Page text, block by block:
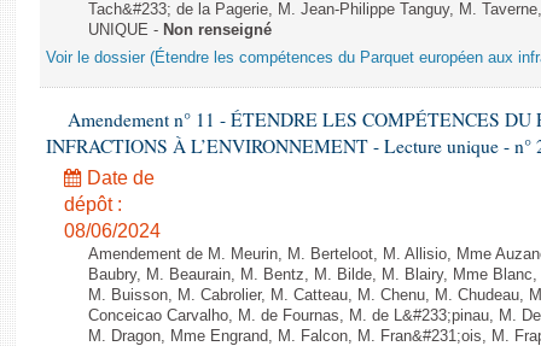
Tach&#233; de la Pagerie, M. Jean-Philippe Tanguy, M.
UNIQUE - Non renseigné
Voir le dossier (Étendre les compétences du Parquet européen aux
Amendement n° 11 - ÉTENDRE LES COMPÉTENCES
INFRACTIONS À L’ENVIRONNEMENT - Lecture unique - n°
Date de
dépôt :
08/06/2024
Amendement de M. Meurin, M. Berteloot, M. Allisio, Mme
Baubry, M. Beaurain, M. Bentz, M. Bilde, M. Blairy, Mme
M. Buisson, M. Cabrolier, M. Catteau, M. Chenu, M. Chudeau,
Conceicao Carvalho, M. de Fournas, M. de L&#233;pinau, M.
M. Dragon, Mme Engrand, M. Falcon, M. Fran&#231;ois, M.